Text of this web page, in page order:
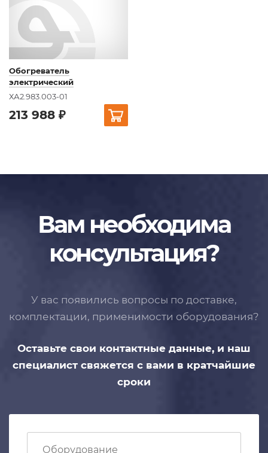
Обогреватель
электрический
ХА2.983.003-01
213 988 ₽
Вам необходима
консультация?
У вас появились вопросы по доставке,
комплектации, применимости оборудования?
Оставьте свои контактные данные, и наш
специалист свяжется с вами в кратчайшие
сроки